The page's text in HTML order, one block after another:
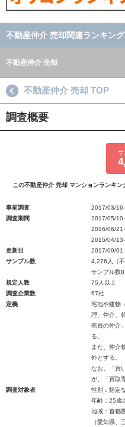
不動産仲介 売却関連ランキング
不動産仲介 売却
不動産仲介 売却 TOP
調査概要
サ
この不動産仲介 売却 マンションランキン
事前調査
2017/03/16
調査期間
2017/05/10
2016/06/21
2015/04/13
更新日
2017/09/01
サンプル数
4,276人（
サンプル数
規定人数
75人以上
調査企業数
67社
定義
宅地や建物
理、仲介、
売買の仲介
る。
また、仲介
外とする。
なお、「買
が、「買取
調査対象者
性別：指定
年齢：25歳
地域：首都
（愛知県